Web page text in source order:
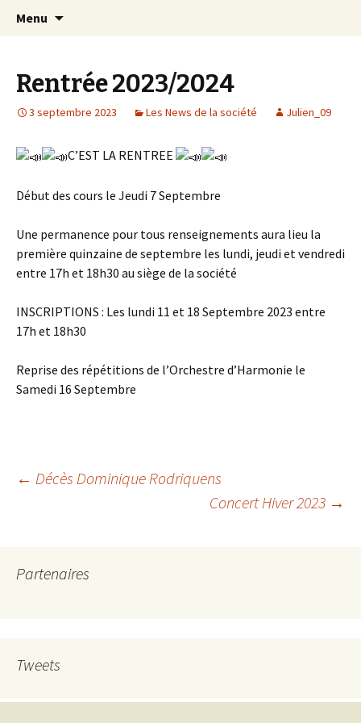
Société Musicale du
Lannemezan
Menu
Rentrée 2023/2024
3 septembre 2023 Les News de la société Julien_09
C’EST LA RENTREE
Début des cours le Jeudi 7 Septembre
Une permanence pour tous renseignements aura lieu la
première quinzaine de septembre les lundi, jeudi et vendredi
entre 17h et 18h30 au siège de la société
INSCRIPTIONS : Les lundi 11 et 18 Septembre 2023 entre
17h et 18h30
Reprise des répétitions de l’Orchestre d’Harmonie le
Samedi 16 Septembre
Navigation
articles
← Décès Dominique Rodriquens
Concert Hiver 2023 →
Partenaires
Tweets